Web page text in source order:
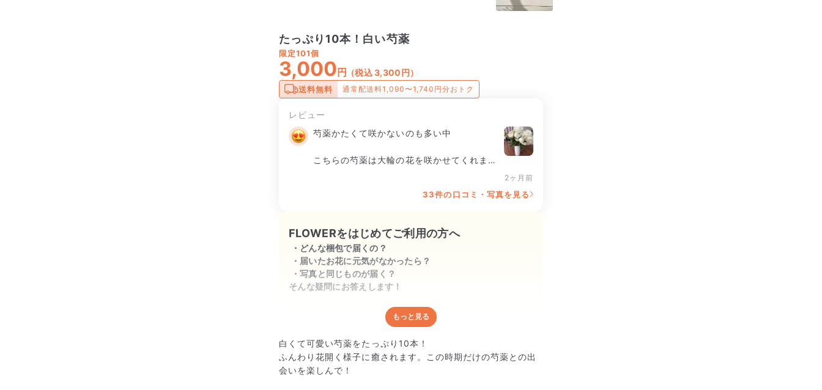
たっぷり10本！白い芍薬
限定101個
3,000円 （税込 3,300円）
送料無料 通常配送料1,090〜1,740円分おトク
レビュー
芍薬かたくて咲かないのも多い中
こちらの芍薬は大輪の花を咲かせてくれまし
2ヶ月前
33件の口コミ・写真を見る
FLOWERをはじめてご利用の方へ
どんな梱包で届くの？
届いたお花に元気がなかったら？
写真と同じものが届く？
そんな疑問にお答えします！
どんな梱包で届くの？
出荷前に水揚げ（花が水を吸いやすくなる処理）を施し、専用
ボックスに丁寧に梱包してお届けしています。きゅっとまとめ
られて一見窮屈そうに見えますが、輸送中の衝撃による折れや
擦れを軽減する効果があります。
もっと見る
白くて可愛い芍薬をたっぷり10本！
ふんわり花開く様子に癒されます。この時期だけの芍薬との出
会いを楽しんで！